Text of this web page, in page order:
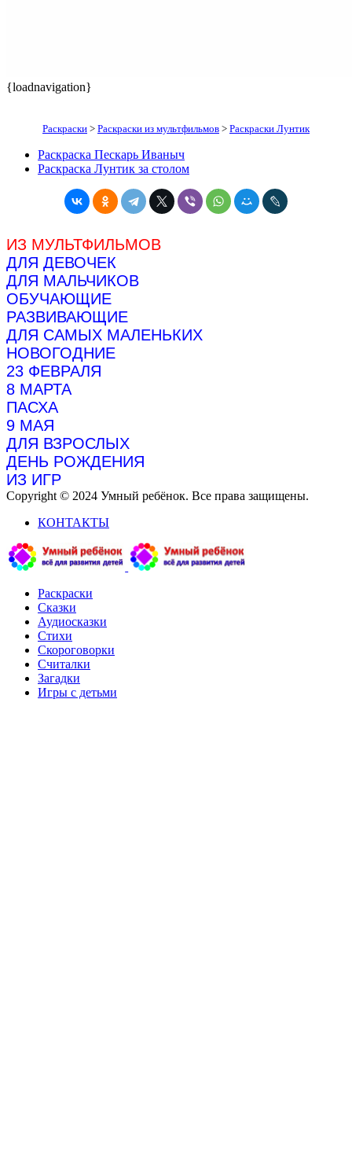
{loadnavigation}
Раскраски > Раскраски из мультфильмов > Раскраски Лунтик
Раскраска Пескарь Иваныч
Раскраска Лунтик за столом
ИЗ МУЛЬТФИЛЬМОВ
ДЛЯ ДЕВОЧЕК
ДЛЯ МАЛЬЧИКОВ
ОБУЧАЮЩИЕ
РАЗВИВАЮЩИЕ
ДЛЯ САМЫХ МАЛЕНЬКИХ
НОВОГОДНИЕ
23 ФЕВРАЛЯ
8 МАРТА
ПАСХА
9 МАЯ
ДЛЯ ВЗРОСЛЫХ
ДЕНЬ РОЖДЕНИЯ
ИЗ ИГР
Copyright © 2024 Умный ребёнок. Все права защищены.
КОНТАКТЫ
Раскраски
Сказки
Аудиосказки
Стихи
Скороговорки
Считалки
Загадки
Игры с детьми